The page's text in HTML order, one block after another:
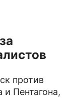
против
Пентагона,